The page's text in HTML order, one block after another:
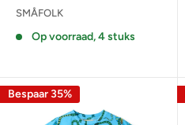
SMÅFOLK
Op voorraad, 4 stuks
Bespaar 35%